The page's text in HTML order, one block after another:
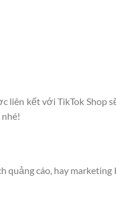
liên kết với TikTok Shop
quảng cáo, hay marketing